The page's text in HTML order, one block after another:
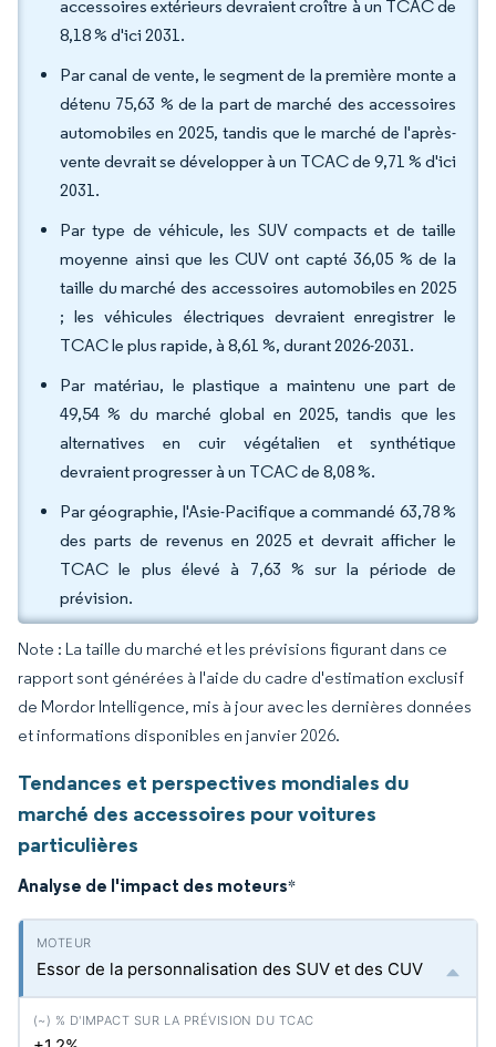
accessoires extérieurs devraient croître à un TCAC de
8,18 % d'ici 2031.
Par canal de vente, le segment de la première monte a
détenu 75,63 % de la part de marché des accessoires
automobiles en 2025, tandis que le marché de l'après-
vente devrait se développer à un TCAC de 9,71 % d'ici
2031.
Par type de véhicule, les SUV compacts et de taille
moyenne ainsi que les CUV ont capté 36,05 % de la
taille du marché des accessoires automobiles en 2025
; les véhicules électriques devraient enregistrer le
TCAC le plus rapide, à 8,61 %, durant 2026-2031.
Par matériau, le plastique a maintenu une part de
49,54 % du marché global en 2025, tandis que les
alternatives en cuir végétalien et synthétique
devraient progresser à un TCAC de 8,08 %.
Par géographie, l'Asie-Pacifique a commandé 63,78 %
des parts de revenus en 2025 et devrait afficher le
TCAC le plus élevé à 7,63 % sur la période de
prévision.
Note : La taille du marché et les prévisions figurant dans ce
rapport sont générées à l'aide du cadre d'estimation exclusif
de Mordor Intelligence, mis à jour avec les dernières données
et informations disponibles en janvier 2026.
Tendances et perspectives mondiales du
marché des accessoires pour voitures
particulières
Analyse de l'impact des moteurs*
Essor de la personnalisation des SUV et des CUV